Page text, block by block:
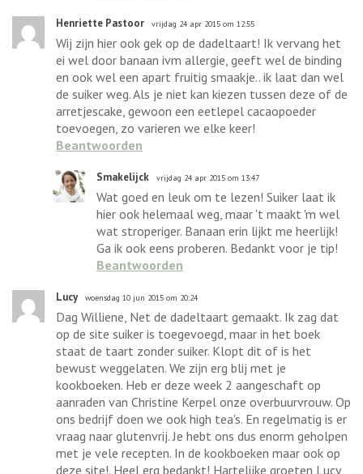
Henriette Pastoor vrijdag 24 apr 2015 om 12:55
Wij zijn hier ook gek op de dadeltaart! Ik vervang het
ei wel door banaan ivm allergie, geeft wel de binding
en ook wel een apart fruitig smaakje.. ik laat dan wel
de suiker weg. Als je niet kan kiezen tussen deze of de
arretjescake, gewoon een eetlepel cacaopoeder
toevoegen, zo varieren we elke keer!
Beantwoorden
Smakelijck vrijdag 24 apr 2015 om 13:47
Wat goed en leuk om te lezen! Suiker laat ik
hier ook helemaal weg, maar 't maakt 'm wel
wat stroperiger. Banaan erin lijkt me heerlijk!
Ga ik ook eens proberen. Bedankt voor je tip!
Beantwoorden
Lucy woensdag 10 jun 2015 om 20:24
Dag Williene, Net de dadeltaart gemaakt. Ik zag dat
op de site suiker is toegevoegd, maar in het boek
staat de taart zonder suiker. Klopt dit of is het
bewust weggelaten. We zijn erg blij met je
kookboeken. Heb er deze week 2 aangeschaft op
aanraden van Christine Kerpel onze overbuurvrouw. Op
ons bedrijf doen we ook high tea's. En regelmatig is er
vraag naar glutenvrij. Je hebt ons dus enorm geholpen
met je vele recepten. In de kookboeken maar ook op
deze site!. Heel erg bedankt! Hartelijke groeten Lucy